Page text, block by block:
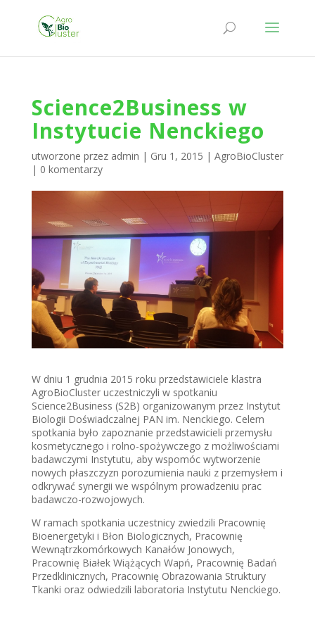
Science2Business w
Instytucie Nenckiego
utworzone przez admin | Gru 1, 2015 | AgroBioCluster
| 0 komentarzy
W dniu 1 grudnia 2015 roku przedstawiciele klastra
AgroBioCluster uczestniczyli w spotkaniu
Science2Business (S2B) organizowanym przez Instytut
Biologii Doświadczalnej PAN im. Nenckiego. Celem
spotkania było zapoznanie przedstawicieli przemysłu
kosmetycznego i rolno-spożywczego z możliwościami
badawczymi Instytutu, aby wspomóc wytworzenie
nowych płaszczyzn porozumienia nauki z przemysłem i
odkrywać synergii we wspólnym prowadzeniu prac
badawczo-rozwojowych.
W ramach spotkania uczestnicy zwiedzili Pracownię
Bioenergetyki i Błon Biologicznych, Pracownię
Wewnątrzkomórkowych Kanałów Jonowych,
Pracownię Białek Wiążących Wapń, Pracownię Badań
Przedklinicznych, Pracownię Obrazowania Struktury
Tkanki oraz odwiedzili laboratoria Instytutu Nenckiego.